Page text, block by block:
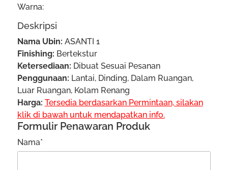
Warna:
Deskripsi
Nama Ubin: ASANTI 1
Finishing: Bertekstur
Ketersediaan: Dibuat Sesuai Pesanan
Penggunaan: Lantai, Dinding, Dalam Ruangan,
Luar Ruangan, Kolam Renang
Harga: Tersedia berdasarkan Permintaan, silakan
klik di bawah untuk mendapatkan info.
Formulir Penawaran Produk
Nama*